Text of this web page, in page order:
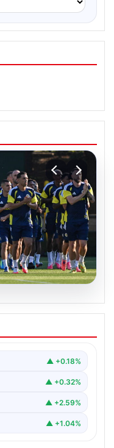
3. eleme turu ilk
▲ +0.18%
▲ +0.32%
▲ +2.59%
▲ +1.04%